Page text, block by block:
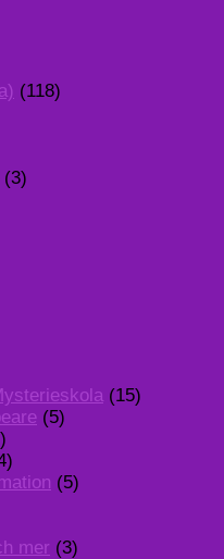
(118)
(3)
(15)
(5)
(5)
mer (3)